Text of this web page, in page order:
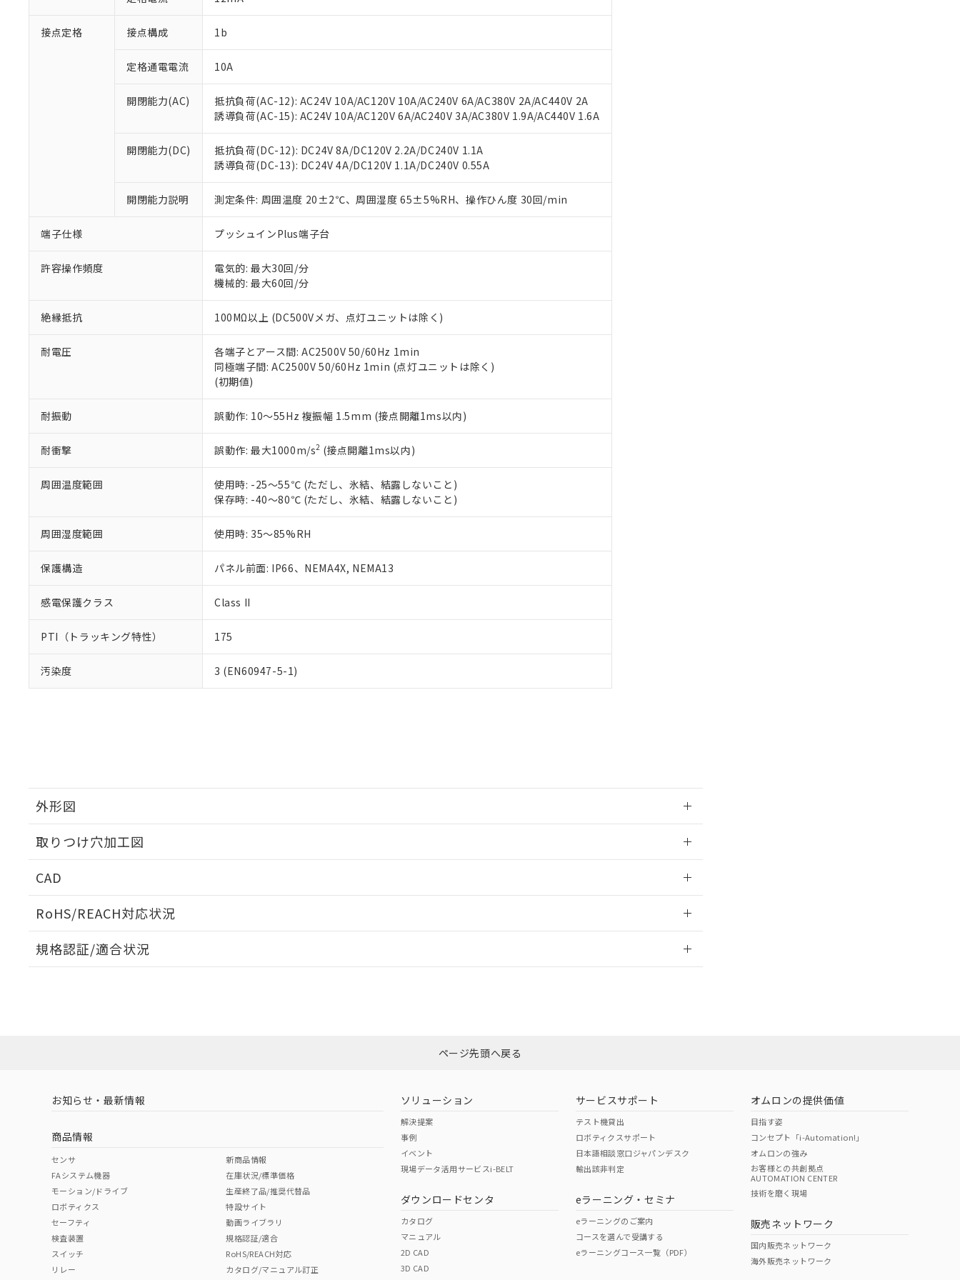
接点定格 接点構成 1b
定格通電電流 10A
開閉能力(AC)
抵抗負荷(AC-12): AC24V 10A/AC120V 10A/AC240V 6A/AC380V 2A/AC440V 2A
誘導負荷(AC-15): AC24V 10A/AC120V 6A/AC240V 3A/AC380V 1.9A/AC440V 1.6A
開閉能力(DC)
抵抗負荷(DC-12): DC24V 8A/DC120V 2.2A/DC240V 1.1A
誘導負荷(DC-13): DC24V 4A/DC120V 1.1A/DC240V 0.55A
開閉能力説明 測定条件: 周囲温度 20±2℃、周囲湿度 65±5%RH、操作ひん度 30回/min
端子仕様 プッシュインPlus端子台
許容操作頻度
電気的: 最大30回/分
機械的: 最大60回/分
絶縁抵抗 100MΩ以上 (DC500Vメガ、点灯ユニットは除く)
耐電圧
各端子とアース間: AC2500V 50/60Hz 1min
同極端子間: AC2500V 50/60Hz 1min (点灯ユニットは除く)
(初期値)
耐振動 誤動作: 10～55Hz 複振幅 1.5mm (接点開離1ms以内)
耐衝撃 誤動作: 最大1000m/s2 (接点開離1ms以内)
周囲温度範囲
使用時: -25～55℃ (ただし、氷結、結露しないこと)
保存時: -40～80℃ (ただし、氷結、結露しないこと)
周囲湿度範囲 使用時: 35～85%RH
保護構造 パネル前面: IP66、NEMA4X, NEMA13
感電保護クラス Class II
PTI（トラッキング特性） 175
汚染度 3 (EN60947-5-1)
外形図
取りつけ穴加工図
CAD
RoHS/REACH対応状況
EU RoHS 注意事項・凡例
ダウンロードはこちら
中国 RoHS 注意事項・凡例
中国 RoHS表
Pb Hg Cr(VI)
O O
規格認証/適合状況
本サービスは、当社制御機器事業取扱商品の当社在庫状況および標準価格(税抜)を提供させていただ
当社制御機器事業取扱商品の中には、本サービスの対象外となる商品もあることをご了承ください。
い。
正式な納期状況および標準価格はお客様のお取引先、またはお客様担当のオムロン制御機器販売店・
当社販売員にご相談ください。
在庫状況および標準価格結果を当社の事前の承諾なく第三者に漏洩または開示しないようお願いしま
す。
マイパーツ機能（部品リスト作成サービス）をご利用いただくには、I-Webメンバーズにご登録され
ている必要があります。
お客様が当ウェブサイト上で当社にご登録された部品リストについて、当社および当社の共同利用者
が、当社の製品・サービスに関するお客様との取引・商談に必要な範囲で利用することをご了承くだ
いる法人を指します。
*EU RoHS指令（10物質）：
フタル酸ビス(2-エチルヘキシル) (DEHP)(別名：DOP) 1000ppm以下、フタル酸ブチルベンジル（BBP） 1000ppm以下、フタル酸ジブチ
ル（DBP） 1000ppm以下、フタル酸ジイソブチル (DIBP) 1000ppm以下
但し、RoHS指令で産業用監視および制御機器に対する適用除外項目は除く。
フタル酸エステル類の４物質については閾値を超える意図的な使用がないことを確認しています。
※2 対応予定月
部品在庫の切り替え状況などにより、予定月が前後することがあります。
※3 非含有証明書ダウンロード
EU RoHS指令（10物質）の非含有証明書
51物質の非含有証明書（当社基準）
※本証明書は発行日時点で非含有を証明するもので、過去に遡って非含有を証明するものではありません。
また、RoHS指令のフタル酸エステル類４物質の対応では、対応完了までの期間は出荷製品に未対応品が
混在することから備考欄に対応日を記載しておりました。
既に当社にて対応品への在庫切替を完了していることから、特段のことがない限り、2022年1月12日よ
り割愛しております。
「×」：最大均質材料含有率が中国RoHSの基準値を超えていることを示します。
Pb(鉛) :1000ppm、 Hg(水銀) : 1000ppm、 Cd(カドミウム) : 100ppm、
DEHP(フタル酸ビス(2-エチルヘキシル)) : 1000ppm
※2 環境保護使用期限
「ｅ」：有害物質（10物質）のすべてが基準値以下であることを示します。
味します。
「－」：未確認です。当社販売部門へお問い合わせください。
当社は、これら貴社製品のうち、外国為替および外国貿易法に定める商品（以下｢規制貨物等」とい
などの必要な手続きをとります。
ます。
当社は貴社製品を、核兵器、ミサイル、化学兵器、生物兵器またはその他武器並びにこれらの製造装
置等に一切使用いたしません。
当社は、貴社製品を第三者に販売する場合は、上記1、2および3の内容を当該第三者に通知します。
たしません。
△ 一定数には満たないが在庫あり
－
在庫なし(最新の在庫状況については、お客様のお取引先、またはお客様担当のオムロン制御
機器販売店・当社販売員にご確認ください)
空
受注生産機種、また在庫状況の情報を公開していない機種
ページ先頭へ戻る
お知らせ・最新情報
商品情報
センサ
FAシステム機器
モーション/ドライブ
ロボティクス
セーフティ
検査装置
スイッチ
リレー
新商品情報
在庫状況/標準価格
生産終了品/推奨代替品
特設サイト
動画ライブラリ
規格認証/適合
RoHS/REACH対応
カタログ/マニュアル訂正
ソリューション
解決提案
事例
イベント
現場データ活用サービスi-BELT
ダウンロードセンタ
カタログ
マニュアル
2D CAD
3D CAD
サービスサポート
テスト機貸出
ロボティクスサポート
日本語相談窓口ジャパンデスク
輸出該非判定
eラーニング・セミナ
eラーニングのご案内
コースを選んで受講する
eラーニングコース一覧（PDF）
オムロンの提供価値
目指す姿
コンセプト「i-Automation!」
オムロンの強み
お客様との共創拠点
AUTOMATION CENTER
技術を磨く現場
販売ネットワーク
国内販売ネットワーク
海外販売ネットワーク